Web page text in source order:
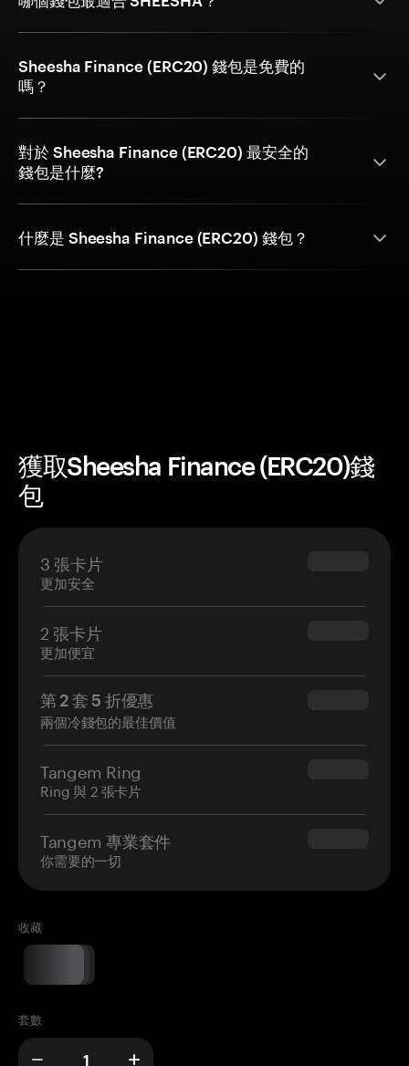
Sheesha Finance (ERC20) 錢包是免費的
嗎？
對於 Sheesha Finance (ERC20) 最安全的
錢包是什麼?
什麼是 Sheesha Finance (ERC20) 錢包？
獲取Sheesha Finance (ERC20)錢
包
3 張卡片
更加安全
$69.90
2 張卡片
更加便宜
$54.90
第 2 套 5 折優惠
兩個冷錢包的最佳價值
$34.95
Tangem Ring
Ring 與 2 張卡片
$160.00
Tangem 專業套件
你需要的一切
$180.00
收藏
套數